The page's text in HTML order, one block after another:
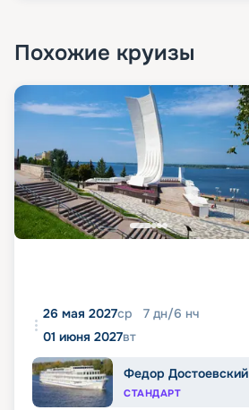
Похожие круизы
26 мая 2027ср 7 дн/6 нч
01 июня 2027вт
Федор Достоевский
СТАНДАРТ